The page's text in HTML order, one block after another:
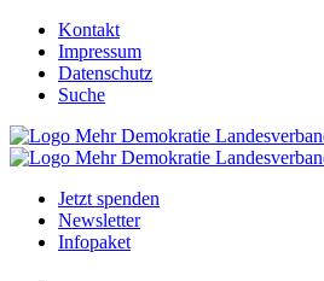
Kontakt
Impressum
Datenschutz
Suche
Jetzt spenden
Newsletter
Infopaket